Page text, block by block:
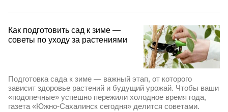
Как подготовить сад к зиме —
советы по уходу за растениями
Подготовка сада к зиме — важный этап, от которого
зависит здоровье растений и будущий урожай. Чтобы ваши
«подопечные» успешно пережили холодное время года,
газета «Южно-Сахалинск сегодня» делится советами.